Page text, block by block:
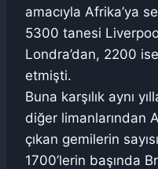
amacıyla Afrika’ya
5300 tanesi
Londra’dan, 2200
etmişti.
Buna karşılık aynı
diğer limanlarından
çıkan gemilerin
1700’lerin başında